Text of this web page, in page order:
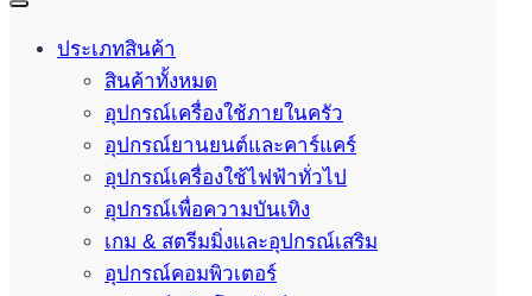
ประเภทสินค้า
สินค้าทั้งหมด
อุปกรณ์เครื่องใช้ภายในครัว
อุปกรณ์ยานยนต์และคาร์แคร์
อุปกรณ์เครื่องใช้ไฟฟ้าทั่วไป
อุปกรณ์เพื่อความบันเทิง
เกม & สตรีมมิ่งและอุปกรณ์เสริม
อุปกรณ์คอมพิวเตอร์